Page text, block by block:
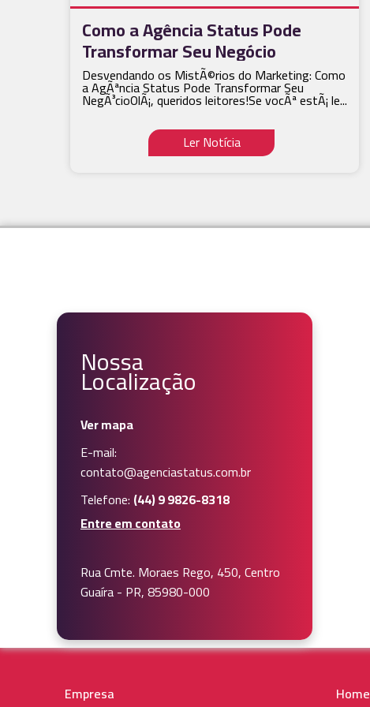
Como a Agência Status Pode
Transformar Seu Negócio
Desvendando os MistÃ©rios do Marketing: Como
a AgÃªncia Status Pode Transformar Seu
NegÃ³cioOlÃ¡, queridos leitores!Se vocÃª estÃ¡ le...
Ler Notícia
Nossa
Localização
Ver mapa
E-mail:
contato@agenciastatus.com.br
Telefone: (44) 9 9826-8318
Entre em contato
Rua Cmte. Moraes Rego, 450, Centro
Guaíra - PR, 85980-000
Empresa
Home